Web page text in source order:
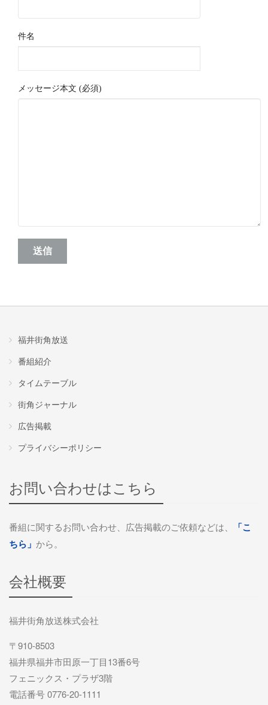
件名
メッセージ本文 (必須)
福井街角放送
番組紹介
タイムテーブル
街角ジャーナル
広告掲載
プライバシーポリシー
お問い合わせはこちら
番組に関するお問い合わせ、広告掲載のご依頼などは、
「こ
ちら」 から。
会社概要
福井街角放送株式会社
〒910-8503
福井県福井市田原一丁目13番6号
フェニックス・プラザ3階
電話番号 0776-20-1111